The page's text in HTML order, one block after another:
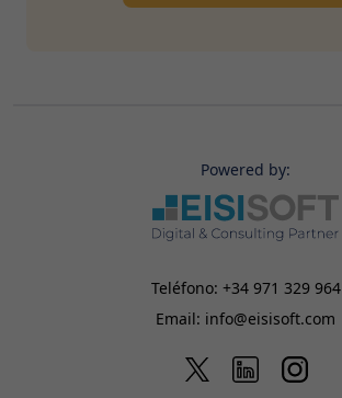
Powered by:
Teléfono: +34 971 329 964
Email: info@eisisoft.com